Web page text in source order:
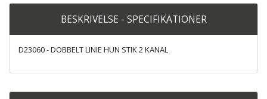
BESKRIVELSE - SPECIFIKATIONER
D23060 - DOBBELT LINIE HUN STIK 2 KANAL